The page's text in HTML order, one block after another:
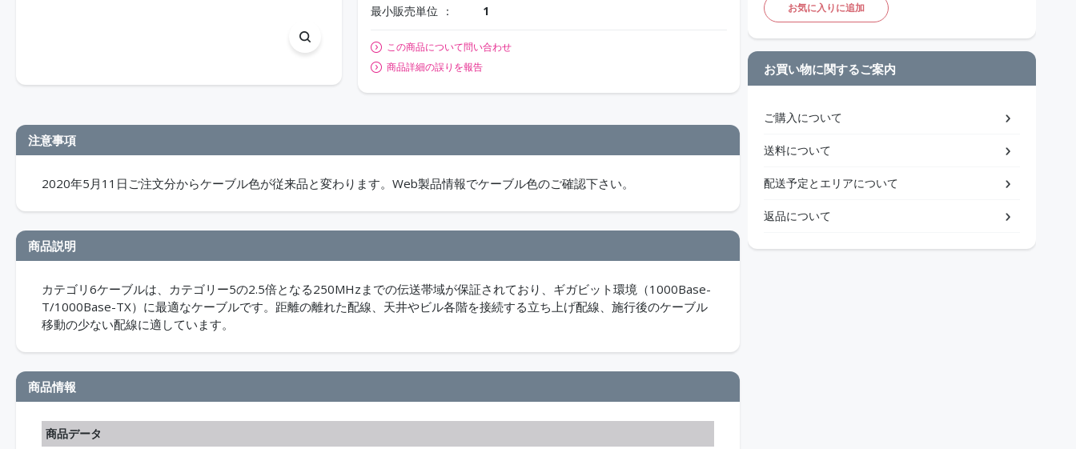
最小販売単位 1
この商品について問い合わせ
商品詳細の誤りを報告
注意事項
2020年5月11日ご注文分からケーブル色が従来品と変わります。Web製品情報でケーブル色のご確認下さい。
商品説明
カテゴリ6ケーブルは、カテゴリー5の2.5倍となる250MHzまでの伝送帯域が保証されており、ギガビット環境（1000Base-
T/1000Base-TX）に最適なケーブルです。距離の離れた配線、天井やビル各階を接続する立ち上げ配線、施行後のケーブル
移動の少ない配線に適しています。
商品情報
商品データ
お気に入りに追加
お買い物に関するご案内
ご購入について
送料について
配送予定とエリアについて
返品について